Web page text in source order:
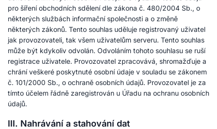
pro šíření obchodních sdělení dle zákona č. 480/2004 Sb., o
některých službách informační společnosti a o změně
některých zákonů. Tento souhlas uděluje registrovaný uživatel
jak provozovateli, tak všem uživatelům serveru. Tento souhlas
může být kdykoliv odvolán. Odvoláním tohoto souhlasu se ruší
registrace uživatele. Provozovatel zpracovává, shromažďuje a
chrání veškeré poskytnuté osobní údaje v souladu se zákonem
č. 101/2000 Sb., o ochraně osobních údajů. Provozovatel je za
tímto účelem řádně zaregistrován u Úřadu na ochranu osobních
údajů.
III. Nahrávání a stahování dat